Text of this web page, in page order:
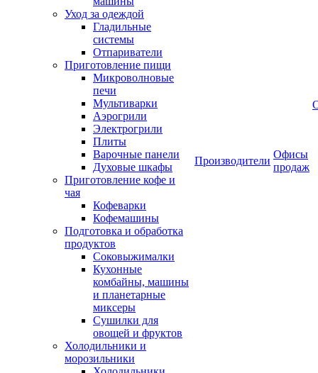
Уход за одеждой
Гладильные
системы
Отпариватели
Приготовление пищи
Микроволновые
печи
Мультиварки
Аэрогрили
Электрогрили
Плиты
Варочные панели
Духовые шкафы
Приготовление кофе и
чая
Кофеварки
Кофемашины
Подготовка и обработка
продуктов
Соковыжималки
Кухонные
комбайны, машины
и планетарные
миксеры
Сушилки для
овощей и фруктов
Холодильники и
морозильники
Производители
Офисы
продаж